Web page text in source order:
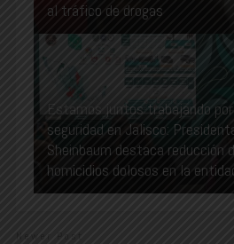
al tráfico de drogas
Estamos juntos trabajando
seguridad en Jalisco:
Sheinbaum destaca reducción
homicidios dolosos en la
Newer Post